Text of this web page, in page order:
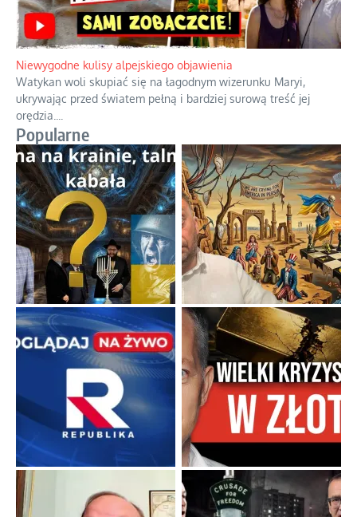
Niewygodne kulisy alpejskiego objawienia
Watykan woli skupiać się na łagodnym wizerunku Maryi,
ukrywając przed światem pełną i bardziej surową treść jej
orędzia.
Popularne